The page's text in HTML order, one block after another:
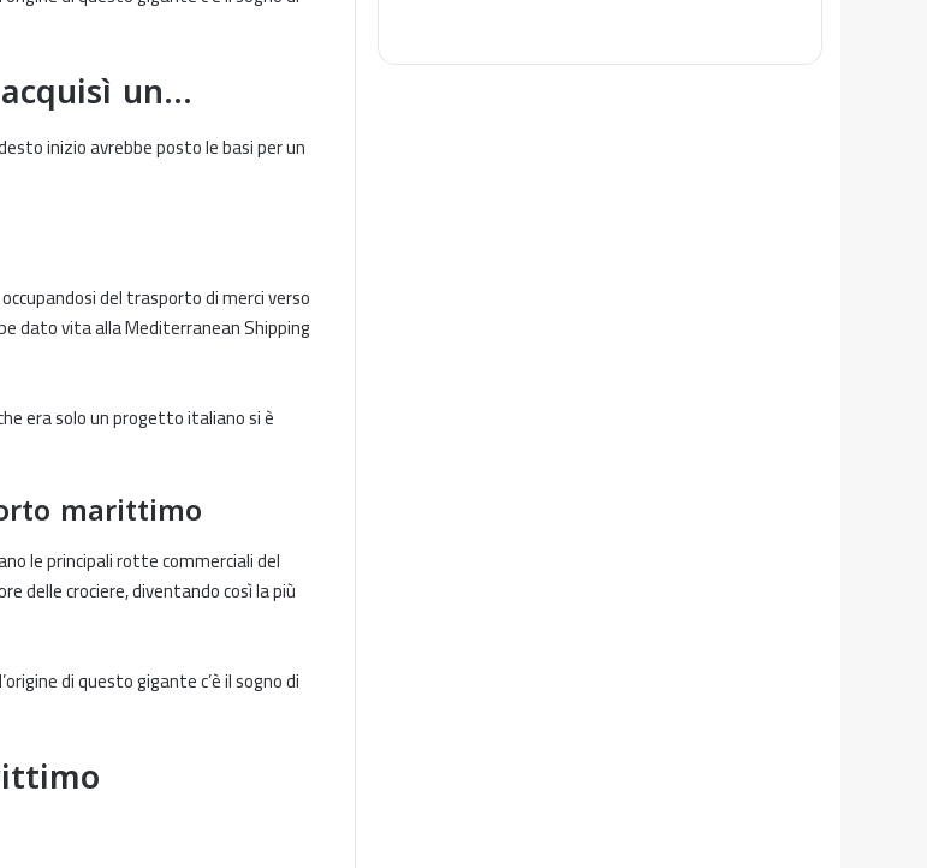
un…
inizio avrebbe posto le basi per un
del trasporto di merci verso
dato vita alla Mediterranean Shipping
era solo un progetto italiano si è
marittimo
le principali rotte commerciali del
delle crociere, diventando così la più
di questo gigante c’è il sogno di
Reprise des actifs d’Armas par